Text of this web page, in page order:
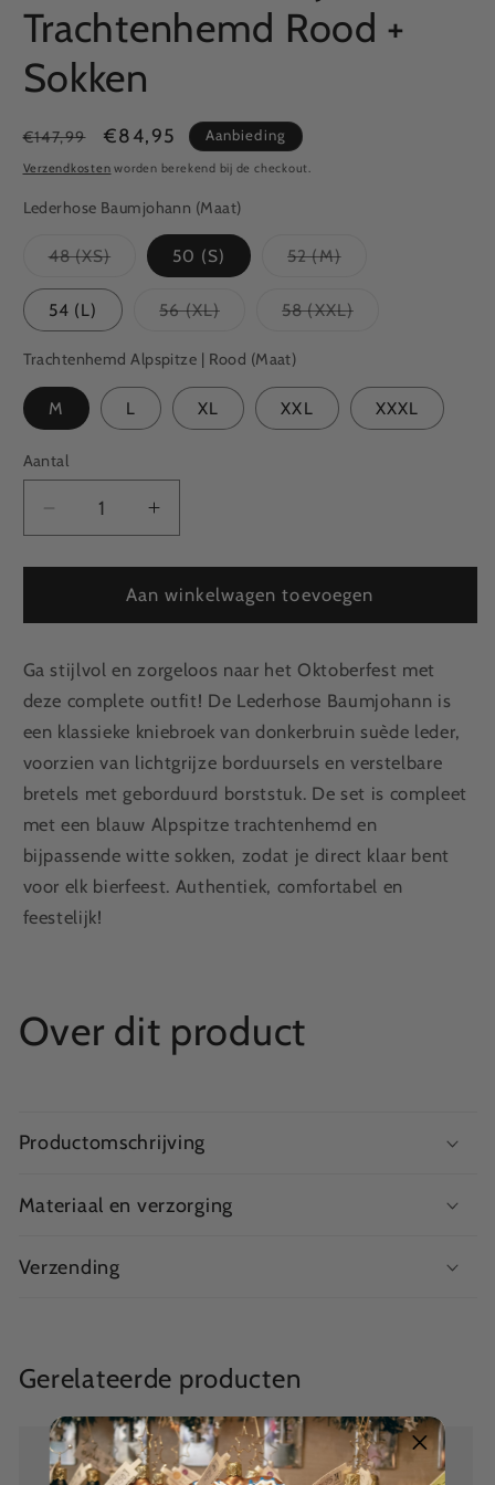
Trachtenhemd Rood +
Sokken
Normale
prijs
€147,99 Aanbiedingsprijs
€84,95 Aanbieding
Verzendkosten worden berekend bij de checkout.
Lederhose Baumjohann (Maat)
48 (XS)
Variant
uitverkocht
of
niet
beschikbaar
50 (S) 52 (M)
Variant
of
niet
54 (L) 56 (XL)
Variant
of
niet
beschikbaar
58 (XXL)
Variant
beschikbaar
Trachtenhemd Alpspitze | Rood (Maat)
M L XL XXL XXXL
Aantal
Aantal
verlagen
voor
Lederhose
Baumjohann
Trachtenhemd
Rood
+
Aantal
verhogen
voor
Lederhose
Baumjohann
Trachtenhemd
Rood
+
Aan winkelwagen toevoegen
Ga stijlvol en zorgeloos naar het Oktoberfest met
deze complete outfit! De Lederhose Baumjohann is
een klassieke kniebroek van donkerbruin suède leder,
voorzien van lichtgrijze borduursels en verstelbare
bretels met geborduurd borststuk. De set is compleet
met een blauw Alpspitze trachtenhemd en
bijpassende witte sokken, zodat je direct klaar bent
voor elk bierfeest. Authentiek, comfortabel en
feestelijk!
Over dit product
Productomschrijving
Materiaal en verzorging
Verzending
Gerelateerde producten